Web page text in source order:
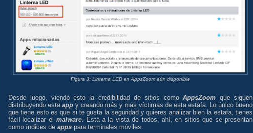
Figura 3: Linterna LED en AppsZoom aún disponible
Desde luego, viendo esto la credibilidad de sitios comoAppsZoom que siguen
distribuyendo esta app y creando más y más víctimas de esta estafa. Lo único bueno
que tiene esto es que si te gusta la seguridad y quieres analizar bien la estafa, tienes
fácil localizar elmalware. Está a la vista de todos, ahí, en sitios que se presentan
como índices de apps para terminales móviles.